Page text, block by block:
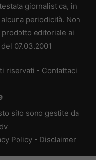
giornalistica, in
periodicità. Non
editoriale ai
07.03.2001
riservati - Contattaci
sito sono gestite da
Policy - Disclaimer